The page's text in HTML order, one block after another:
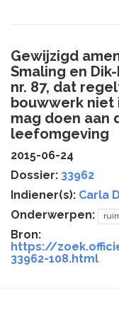
Gewijzigd
Smaling en
nr. 87, dat
bouwwerk niet
mag doen aan
leefomgeving
2015-06-24
Dossier: 33962
Indiener(s): Carla
Onderwerpen:
Bron:
https://
33962-108.html